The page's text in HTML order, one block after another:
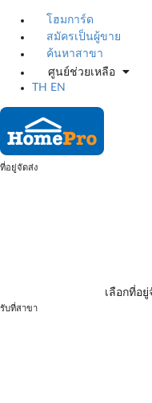
โฮมการ์ด
สมัครเป็นผู้ขาย
ค้นหาสาขา
ศูนย์ช่วยเหลือ
TH
EN
ที่อยู่จัดส่ง
เลือกที่อยู่
รับที่สาขา